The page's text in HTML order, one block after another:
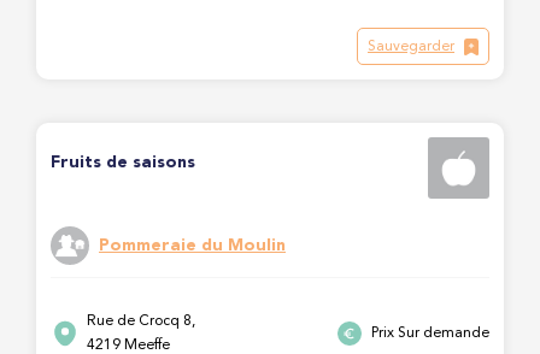
Sauvegarder
Fruits de saisons
Pommeraie du Moulin
Rue de Crocq 8,
4219 Meeffe
Prix Sur demande